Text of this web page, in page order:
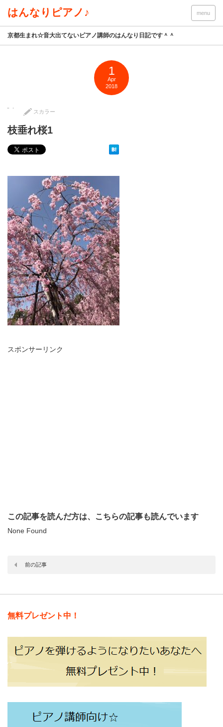
はんなりピアノ♪ menu
京都生まれ☆音大出てないピアノ講師のはんなり日記です＾＾
1
Apr
2018
スカラー
枝垂れ桜1
スポンサーリンク
この記事を読んだ方は、こちらの記事も読んでいます
None Found
前の記事
無料プレゼント中！